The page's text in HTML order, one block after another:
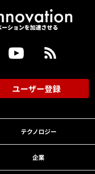
ユーザー登録
テクノロジー
企業